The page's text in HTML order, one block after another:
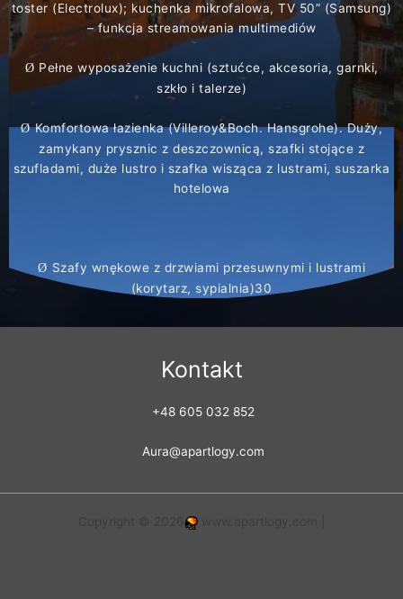
toster (Electrolux); kuchenka mikrofalowa, TV 50” (Samsung)
– funkcja streamowania multimediów
Ø Pełne wyposażenie kuchni (sztućce, akcesoria, garnki,
szkło i talerze)
Ø Komfortowa łazienka (Villeroy&Boch. Hansgrohe). Duży,
zamykany prysznic z deszczownicą, szafki stojące z
szufladami, duże lustro i szafka wisząca z lustrami, suszarka
hotelowa
Ø Szafy wnękowe z drzwiami przesuwnymi i lustrami
(korytarz, sypialnia)30
Kontakt
+48 605 032 852
Aura@apartlogy.com